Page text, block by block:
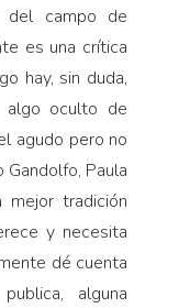
del campo de
es una crítica
hay, sin duda,
algo oculto de
agudo pero no
Paula
mejor tradición
y necesita
dé cuenta
alguna